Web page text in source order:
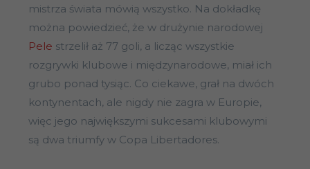
mistrza świata mówią wszystko. Na dokładkę
można powiedzieć, że w drużynie narodowej
Pele strzelił aż 77 goli, a licząc wszystkie
rozgrywki klubowe i międzynarodowe, miał ich
grubo ponad tysiąc. Co ciekawe, grał na dwóch
kontynentach, ale nigdy nie zagra w Europie,
więc jego największymi sukcesami klubowymi
są dwa triumfy w Copa Libertadores.